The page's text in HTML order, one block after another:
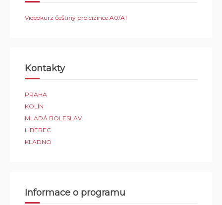
Videokurz češtiny pro cizince A0/A1
Kontakty
PRAHA
KOLÍN
MLADÁ BOLESLAV
LIBEREC
KLADNO
Informace o programu